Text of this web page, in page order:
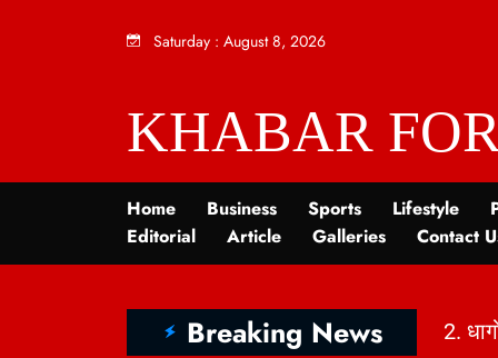
Saturday : August 8, 2026
KHABAR
Home Business Sports Lifestyle
Editorial
Article Galleries Contact
Breaking News
| KhabarForYou| 2. धागों में छिपी कहानी: